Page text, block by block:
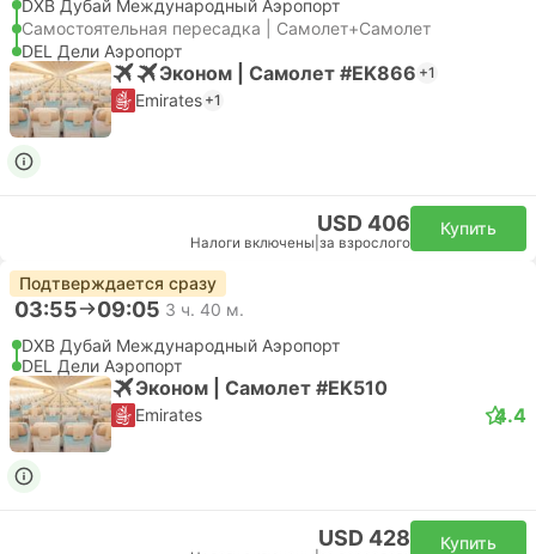
DXB Дубай Международный Аэропорт
Самостоятельная пересадка | Самолет+Самолет
DEL Дели Аэропорт
Эконом | Самолет #EK866 +1
Emirates +1
USD 406
Налоги включены за взрослого
Купить
Подтверждается сразу
03:55 09:05 3 ч. 40 м.
DXB Дубай Международный Аэропорт
DEL Дели Аэропорт
Эконом | Самолет #EK510
Emirates 4.4
USD 428 Купить